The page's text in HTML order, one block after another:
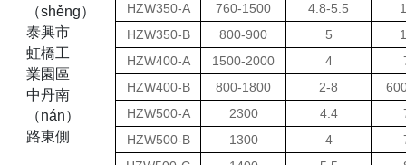
（shěng）
泰興市
虹橋工
業園區
中丹南
（nán）
路東側
HZW350-A
760-1500 4.8-5.5
HZW350-B
800-900 5
HZW400-A
1500-2000 4
HZW400-B
800-1800 2-8
HZW500-A
2300 4.4
HZW500-B
1300 4